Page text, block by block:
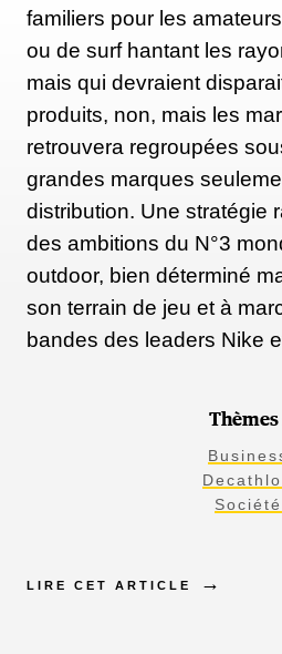
familiers pour les
ou de surf hantant les
mais qui devraient
produits, non, mais les
retrouvera regroupées
grandes marques
distribution. Une stratégie
des ambitions du N°3
outdoor, bien déterminé
son terrain de jeu et à
bandes des leaders Nike
Thèmes
Société
LIRE CET ARTICLE